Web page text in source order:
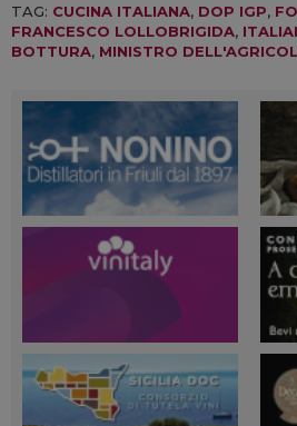
TAG: CUCINA ITALIANA, DOP IGP,
FRANCESCO LOLLOBRIGIDA,
BOTTURA, MINISTRO